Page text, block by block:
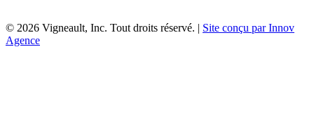
© 2026 Vigneault, Inc. Tout droits réservé. | Site conçu par Innov
Agence